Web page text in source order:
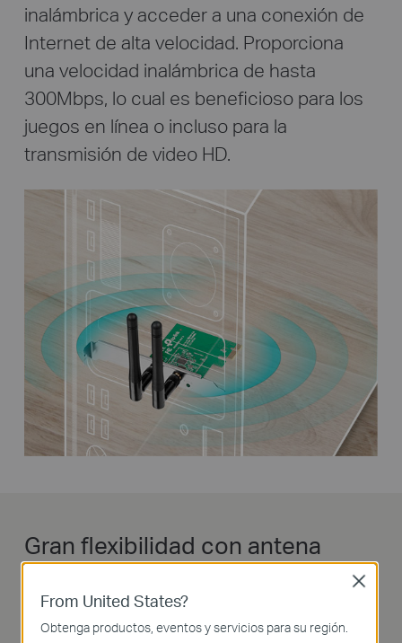
inalámbrica y acceder a una conexión de
Internet de alta velocidad. Proporciona
una velocidad inalámbrica de hasta
300Mbps, lo cual es beneficioso para los
juegos en línea o incluso para la
transmisión de video HD.
Gran flexibilidad con antena
desmontable
TL-WN881ND tiene dos antenas
From United States?
Obtenga productos, eventos y servicios para su región.
Close